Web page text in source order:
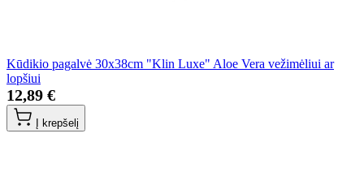
Kūdikio pagalvė 30x38cm "Klin Luxe" Aloe Vera vežimėliui ar
lopšiui
12,89 €
Į krepšelį